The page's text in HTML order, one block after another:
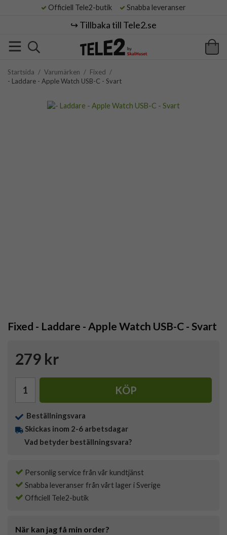
Officiell Tele2-butik Snabba leveranser
↪️ Tillbaka till Tele2.se
Startsida / Varumärken / Fixed /
- Laddare - Apple Watch USB-C - Svart
Fixed - Laddare - Apple Watch USB-C - Svart
279 kr
KÖP
Beställningsvara
Skickas inom 2-6 arbetsdagar
Vad betyder beställningsvara?
Personlig service från vår kundtjänst
Snabba leveranser från vårt lager i Sverige
Officiell Tele2-butik
När kan jag få min order?